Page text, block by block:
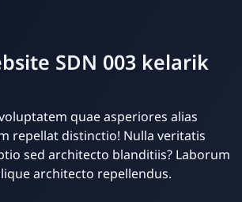
Dwi Prastyo
Online
SDN 003 kelarik
quae asperiores alias
repellat distinctio! Nulla veritatis
sed architecto blanditiis? Laborum
architecto repellendus.